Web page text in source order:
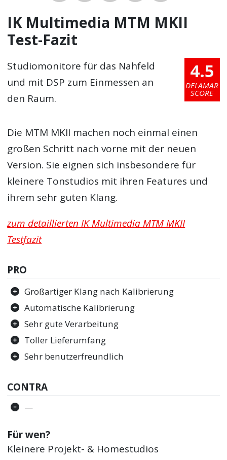
IK Multimedia MTM MKII
Test-Fazit
4.5
DELAMAR
SCORE
Studiomonitore für das Nahfeld
und mit DSP zum Einmessen an
den Raum.
Die MTM MKII machen noch einmal einen
großen Schritt nach vorne mit der neuen
Version. Sie eignen sich insbesondere für
kleinere Tonstudios mit ihren Features und
ihrem sehr guten Klang.
zum detaillierten IK Multimedia MTM MKII
Testfazit
PRO
Großartiger Klang nach Kalibrierung
Automatische Kalibrierung
Sehr gute Verarbeitung
Toller Lieferumfang
Sehr benutzerfreundlich
CONTRA
—
Für wen?
Kleinere Projekt- & Homestudios